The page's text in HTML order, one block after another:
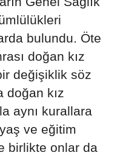
bulundu. Öte
doğan kız
değişiklik söz
doğan kız
aynı kurallara
ve eğitim
birlikte onlar da